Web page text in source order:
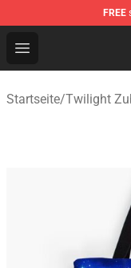
FREE
Open menu
Twilight Store
Startseite/Twilight